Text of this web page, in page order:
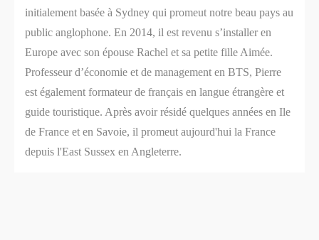
initialement basée à Sydney qui promeut notre beau pays au
public anglophone. En 2014, il est revenu s’installer en
Europe avec son épouse Rachel et sa petite fille Aimée.
Professeur d’économie et de management en BTS, Pierre
est également formateur de français en langue étrangère et
guide touristique. Après avoir résidé quelques années en Ile
de France et en Savoie, il promeut aujourd'hui la France
depuis l'East Sussex en Angleterre.